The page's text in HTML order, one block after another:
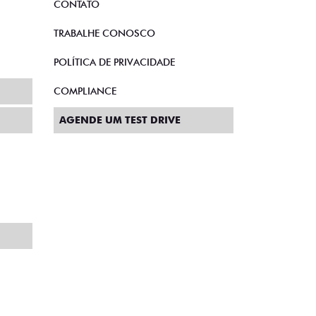
CONTATO
TRABALHE CONOSCO
POLÍTICA DE PRIVACIDADE
COMPLIANCE
AGENDE UM TEST DRIVE